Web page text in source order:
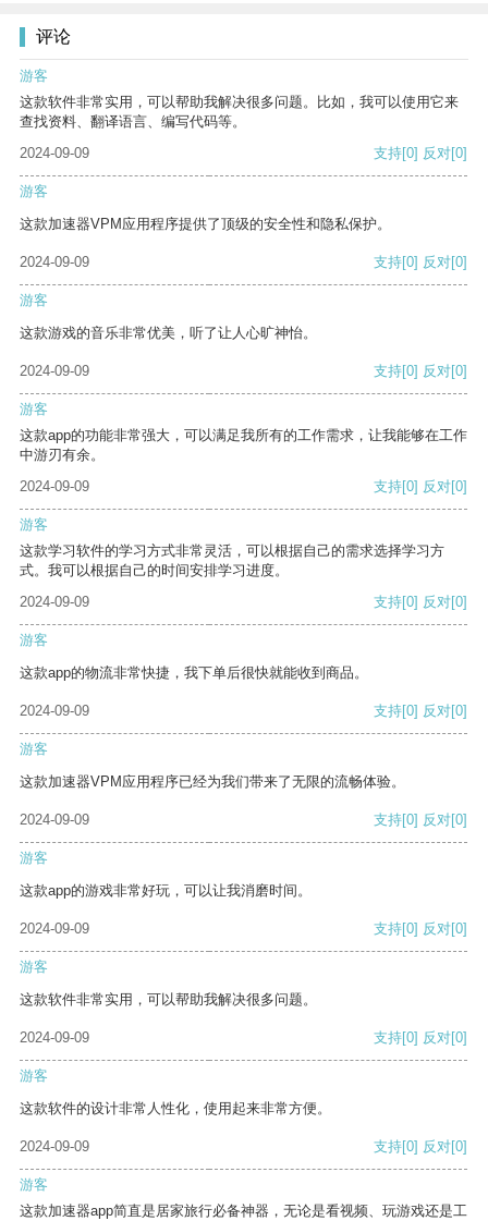
评论
游客
这款软件非常实用，可以帮助我解决很多问题。比如，我可以使用它来
查找资料、翻译语言、编写代码等。
2024-09-09
支持[0] 反对[0]
游客
这款加速器VPM应用程序提供了顶级的安全性和隐私保护。
2024-09-09 支持[0] 反对[0]
游客
这款游戏的音乐非常优美，听了让人心旷神怡。
2024-09-09 支持[0] 反对[0]
游客
这款app的功能非常强大，可以满足我所有的工作需求，让我能够在工作
中游刃有余。
2024-09-09
支持[0] 反对[0]
游客
这款学习软件的学习方式非常灵活，可以根据自己的需求选择学习方
式。我可以根据自己的时间安排学习进度。
2024-09-09
支持[0] 反对[0]
游客
这款app的物流非常快捷，我下单后很快就能收到商品。
2024-09-09 支持[0] 反对[0]
游客
这款加速器VPM应用程序已经为我们带来了无限的流畅体验。
2024-09-09 支持[0] 反对[0]
游客
这款app的游戏非常好玩，可以让我消磨时间。
2024-09-09 支持[0] 反对[0]
游客
这款软件非常实用，可以帮助我解决很多问题。
2024-09-09 支持[0] 反对[0]
游客
这款软件的设计非常人性化，使用起来非常方便。
2024-09-09 支持[0] 反对[0]
游客
这款加速器app简直是居家旅行必备神器，无论是看视频、玩游戏还是工